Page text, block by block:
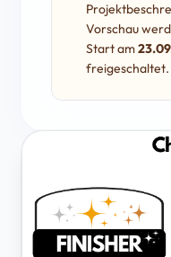
Vorschau
Start am
freigeschaltet.